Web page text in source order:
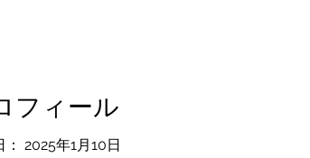
フィール
： 2025年1月10日